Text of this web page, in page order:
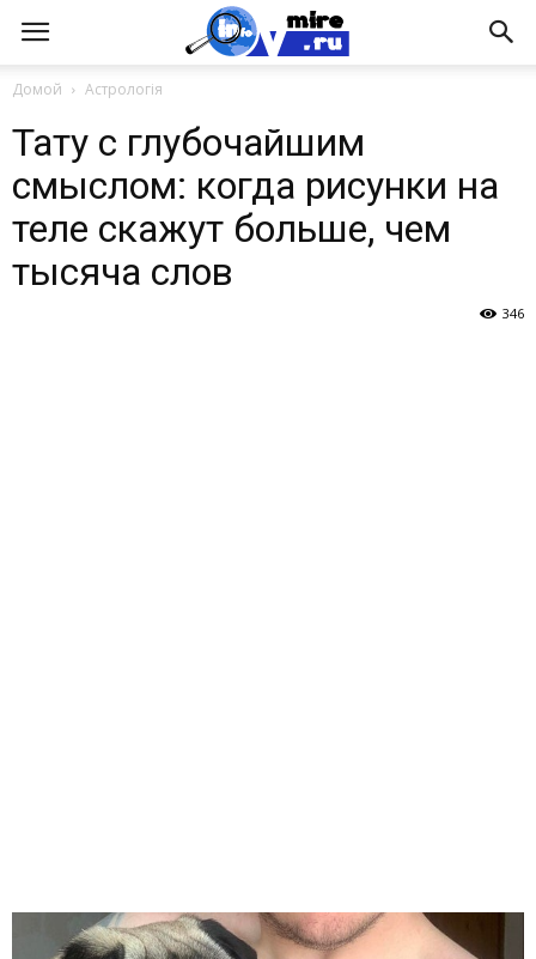
Домой Астрологія
Тату с глубочайшим
смыслом: когда рисунки на
теле скажут больше, чем
тысяча слов
346